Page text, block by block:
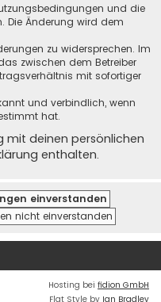
und die
Die Änderung wird dem
zu widersprechen. Im
zwischen dem Betreiber
mit sofortiger
und verbindlich, wenn
hat.
deinen persönlichen
enthalten.
Hosting bei fidion GmbH
Flat Style by Ian Bradley